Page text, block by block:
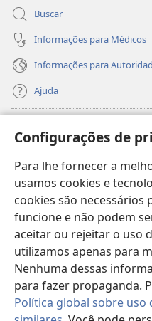
Configurações de
Para lhe fornecer a
usamos cookies e
cookies são necessários
funcione e não podem
aceitar ou rejeitar o uso
utilizamos apenas para
Nenhuma dessas
para fazer propaganda.
Política global sobre uso
Buscar
Informações para Médicos
Informações para
Ajuda
(abre
nova
janela)
Biblioteca On-line da
(abre
nova
janela)JW Hub
(abre
nova
janela)JW Library
Watchtower Library